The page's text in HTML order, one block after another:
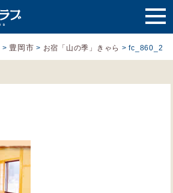
> 豊岡市 > お宿「山の季」きゃら >fc_860_2